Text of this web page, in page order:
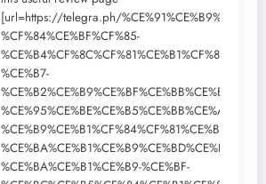
[url=https://telegra.ph/
%CF%84%CE%BF%CF%85-
%CE%B7-
%CE%BA%CE%B1%CE%B9-%CE%BF-